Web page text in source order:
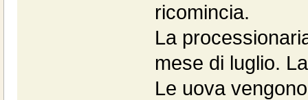
ricomincia.
La
mese di luglio.
Le uova